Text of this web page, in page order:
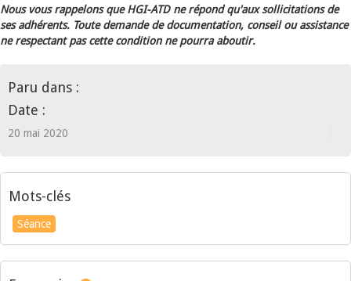
Nous vous rappelons que HGI-ATD ne répond qu'aux sollicitations de
ses adhérents. Toute demande de documentation, conseil ou assistance
ne respectant pas cette condition ne pourra aboutir.
Paru dans :
Date :
20 mai 2020
Mots-clés
Séance